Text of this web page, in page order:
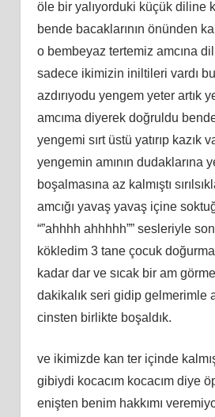
öle bir yalıyorduki küçük diline
bende bacaklarının önünden
o bembeyaz tertemiz amcına
sadece ikimizin iniltileri vardı
azdırıyodu yengem yeter artık
amcıma diyerek doğruldu
yengemi sırt üstü yatırıp kazık
yengemin amının dudaklarına
boşalmasına az kalmıştı
amcığı yavaş yavaş içine
“”ahhhh ahhhhh”” sesleriyle
kökledim 3 tane çocuk
kadar dar ve sıcak bir am
dakikalık seri gidip gelmerimle
cinsten birlikte boşaldık.
ve ikimizde kan ter içinde
gibiydi kocacım kocacım diye
enişten benim hakkımı